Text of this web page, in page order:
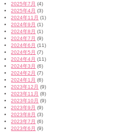
2025年7月 (4)
2025年4月 (3)
2024年11月 (1)
2024年9月 (1)
2024年8月 (1)
2024年7月 (9)
2024年6月 (11)
2024年5月 (7)
2024年4月 (11)
2024年3月 (6)
2024年2月 (7)
2024年1月 (6)
2023年12月 (9)
2023年11月 (8)
2023年10月 (9)
2023年9月 (9)
2023年8月 (3)
2023年7月 (6)
2023年6月 (9)